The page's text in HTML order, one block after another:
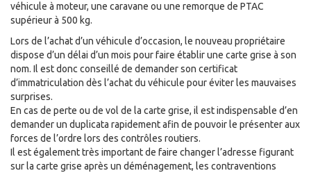
véhicule à moteur, une caravane ou une remorque de PTAC
supérieur à 500 kg.
Lors de l’achat d’un véhicule d’occasion, le nouveau propriétaire
dispose d’un délai d’un mois pour faire établir une carte grise à son
nom. Il est donc conseillé de demander son certificat
d’immatriculation dès l’achat du véhicule pour éviter les mauvaises
surprises.
En cas de perte ou de vol de la carte grise, il est indispensable d’en
demander un duplicata rapidement afin de pouvoir le présenter aux
forces de l’ordre lors des contrôles routiers.
Il est également très important de faire changer l’adresse figurant
sur la carte grise après un déménagement, les contraventions